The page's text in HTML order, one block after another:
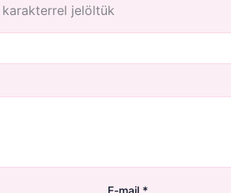
karakterrel jelöltük